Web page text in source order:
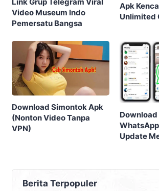
Video Museum Indo
Pemersatu Bangsa
Apk
Unlimited
Download Simontok Apk
(Nonton Video Tanpa
VPN)
Download
Update
Berita Terpopuler